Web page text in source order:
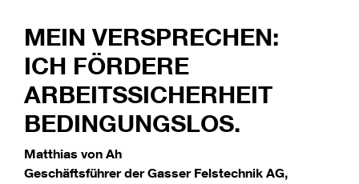
MEIN VERSPRECHEN:
ICH FÖRDERE
ARBEITSSICHERHEIT
BEDINGUNGSLOS.
Matthias von Ah
Geschäftsführer der Gasser Felstechnik AG,